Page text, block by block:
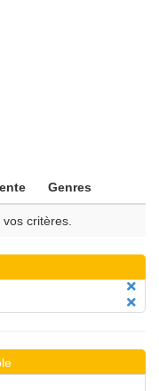
Genres
critères.